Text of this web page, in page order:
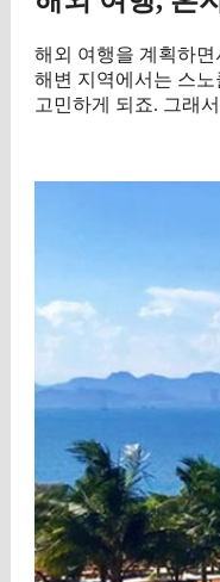
해외 여행을 계획하
해변 지역에서는 스
고민하게 되죠. 그래